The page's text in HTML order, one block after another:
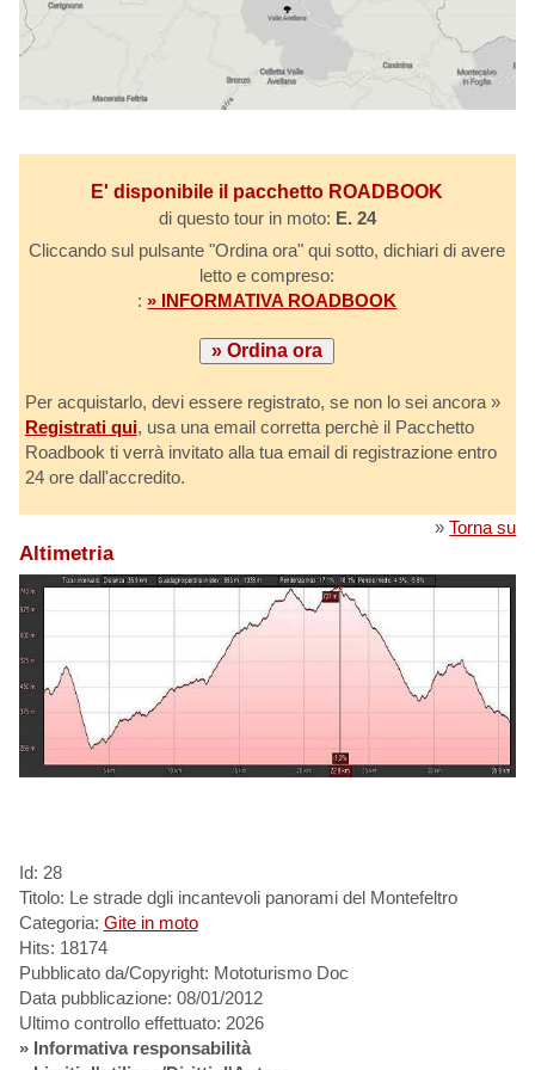
E' disponibile il pacchetto ROADBOOK
di questo tour in moto: E. 24
Cliccando sul pulsante "Ordina ora" qui sotto, dichiari di avere
letto e compreso:
:» INFORMATIVA ROADBOOK
Per acquistarlo, devi essere registrato, se non lo sei ancora »
Registrati qui, usa una email corretta perchè il Pacchetto
Roadbook ti verrà invitato alla tua email di registrazione entro
24 ore dall'accredito.
»Torna su
Altimetria
Id: 28
Titolo: Le strade dgli incantevoli panorami del Montefeltro
Categoria: Gite in moto
Hits: 18174
Pubblicato da/Copyright: Mototurismo Doc
Data pubblicazione: 08/01/2012
Ultimo controllo effettuato: 2026
» Informativa responsabilità